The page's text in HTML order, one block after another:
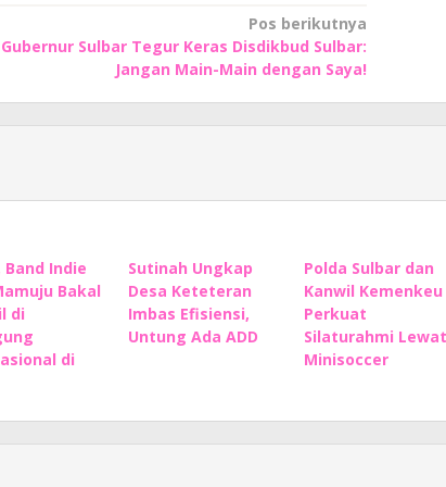
Pos berikutnya
Gubernur Sulbar Tegur Keras Disdikbud Sulbar:
Jangan Main-Main dengan Saya!
Band Indie
Bakal
di
di
Sutinah Ungkap
Desa Keteteran
Imbas Efisiensi,
Untung Ada ADD
Polda Sulbar dan
Kanwil Kemenkeu
Perkuat
Silaturahmi Lewat
Minisoccer